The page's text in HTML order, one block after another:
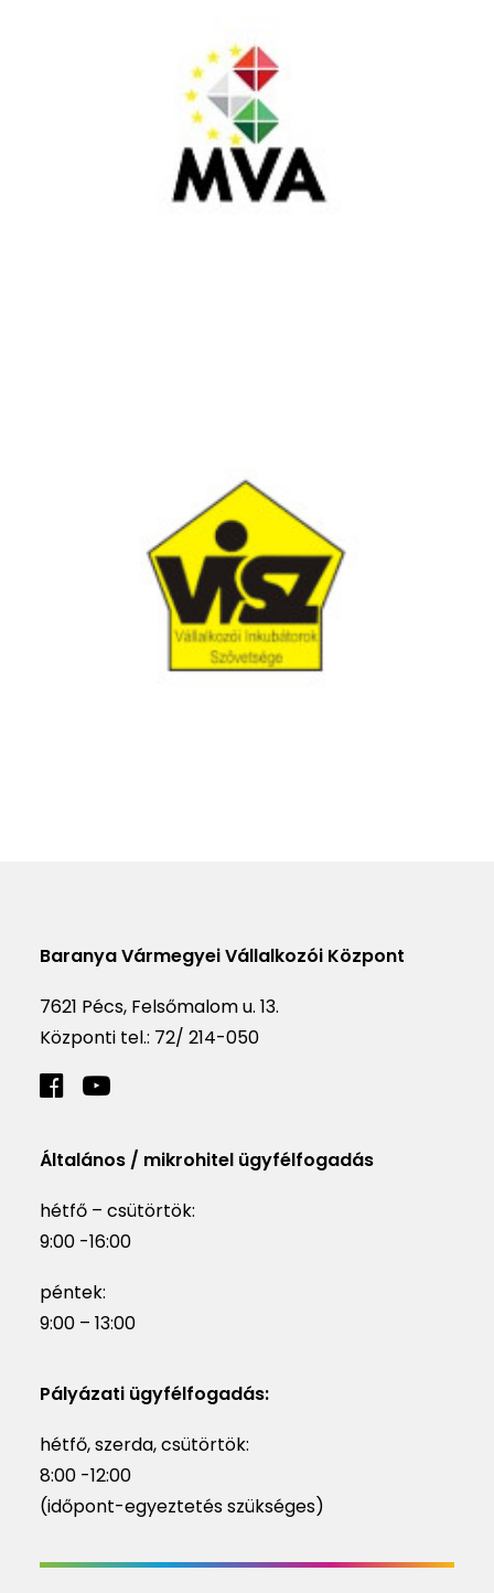
Baranya Vármegyei Vállalkozói Központ
7621 Pécs, Felsőmalom u. 13.
Központi tel.: 72/ 214-050
Általános / mikrohitel ügyfélfogadás
hétfő – csütörtök:
9:00 -16:00
péntek:
9:00 – 13:00
Pályázati ügyfélfogadás:
hétfő, szerda, csütörtök:
8:00 -12:00
(időpont-egyeztetés szükséges)